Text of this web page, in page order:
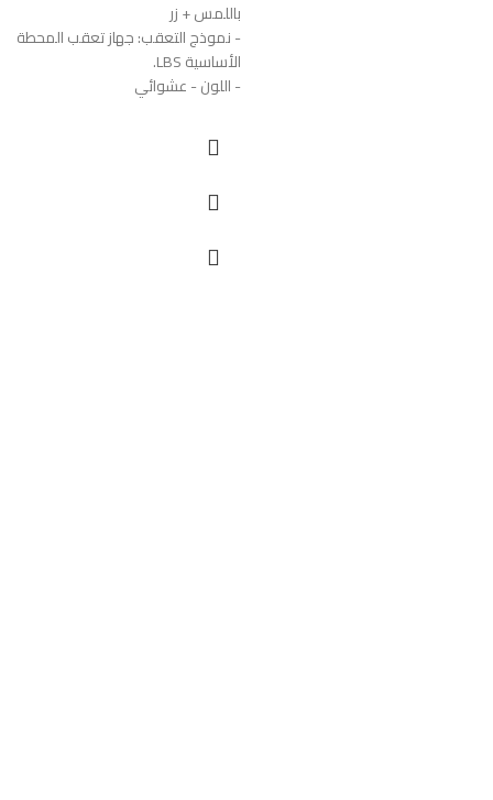
باللمس + زر
- نموذج التعقب: جهاز تعقب المحطة
الأساسية LBS.
- اللون - عشوائي